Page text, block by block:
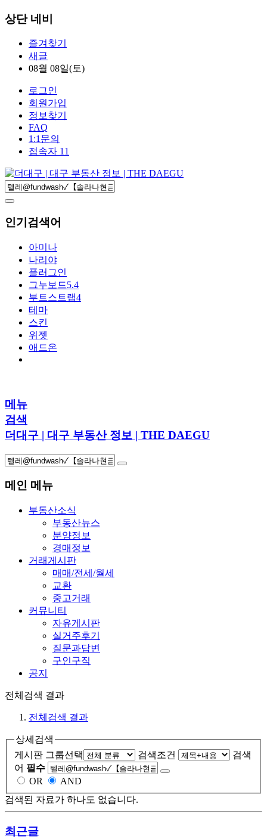
상단 네비
즐겨찾기
새글
08월 08일(토)
로그인
회원가입
정보찾기
FAQ
1:1문의
접속자 11
인기검색어
아미나
나리야
플러그인
그누보드5.4
부트스트랩4
테마
스킨
위젯
애드온
메뉴
검색
더대구 | 대구 부동산 정보 | THE DAEGU
메인 메뉴
부동산소식
부동산뉴스
분양정보
경매정보
거래게시판
매매/전세/월세
교환
중고거래
커뮤니티
자유게시판
실거주후기
질문과답변
구인구직
공지
전체검색 결과
전체검색 결과
상세검색
게시판 그룹선택
검색조건
검색
어 필수
OR
AND
검색된 자료가 하나도 없습니다.
최근글